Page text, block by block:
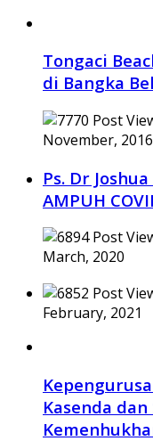
Tongaci
di Bangka
November, 2016
Ps. Dr
AMPUH
March, 2020
February, 2021
Kasenda